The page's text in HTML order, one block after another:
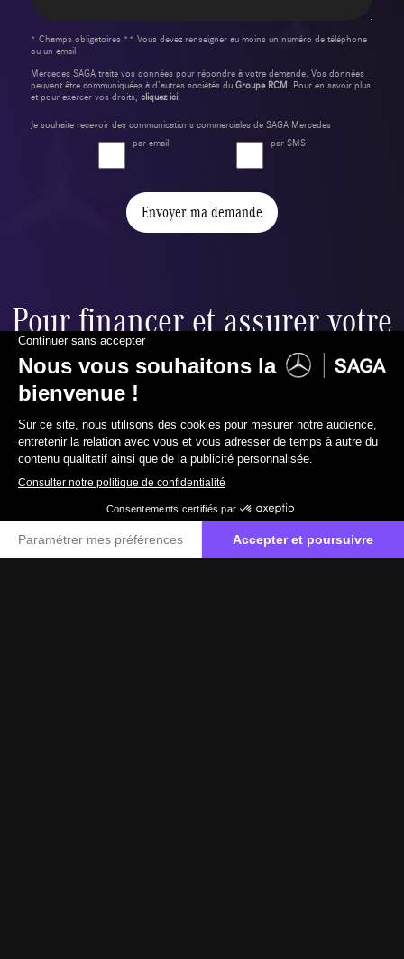
067 88 99 00
* Champs obligatoires ** Vous devez renseigner au moins un numéro de téléphone
ou un email
Mercedes SAGA traite vos données pour répondre à votre demande. Vos données
peuvent être communiquées à d’autres sociétés du Groupe RCM. Pour en savoir plus
et pour exercer vos droits, cliquez ici.
Je souhaite recevoir des communications commerciales de SAGA Mercedes
par email
par SMS
Envoyer ma demande
Pour financer et assurer votre
nouvelle voiture,
nous vous proposons :
Financement ballon
résiduelle